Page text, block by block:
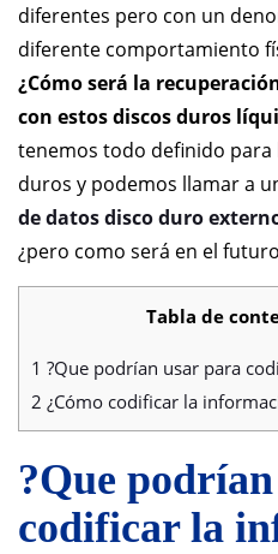
diferentes pero con un
diferente comportamiento
¿Cómo será la
con estos discos duros
tenemos todo definido para
duros y podemos llamar a
de datos disco duro
¿pero como será en el
Tabla de
1 ?Que podrían usar para
2 ¿Cómo codificar la
?Que
codificar la